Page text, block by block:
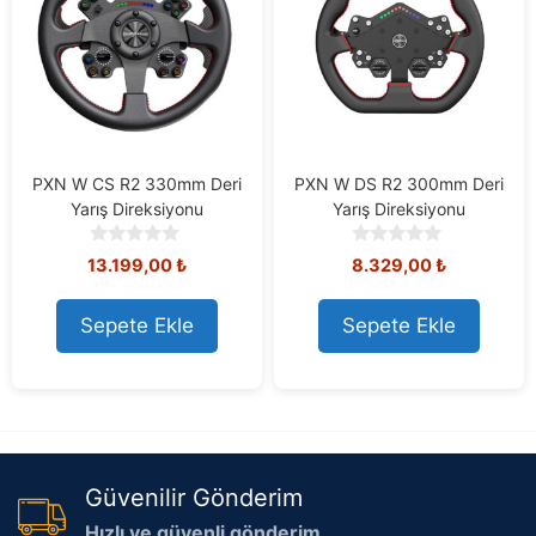
PXN W CS R2 330mm Deri
Yarış Direksiyonu
0
o
u
t
o
f
13.199,00₺
Sepete Ekle
PXN W DS R2 300mm Deri
Yarış Direksiyonu
0
o
u
t
o
f
8.329,00₺
Sepete Ekle
Güvenilir Gönderim